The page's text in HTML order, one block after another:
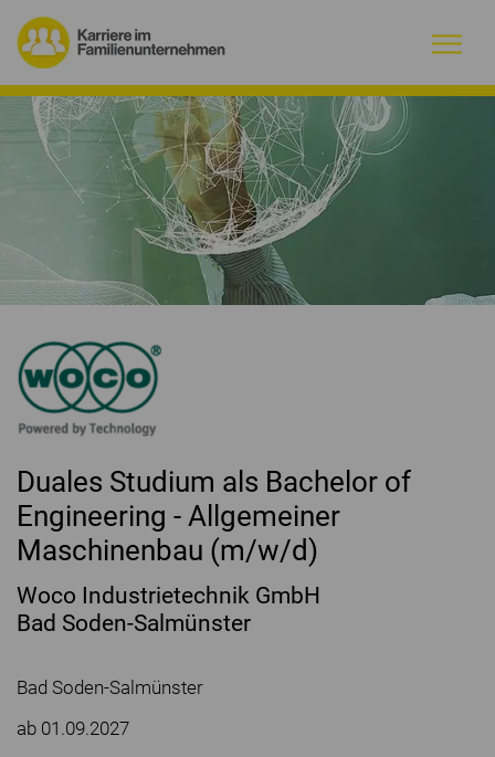
Warum Familienunternehmen?
Firmenprofile
Magazin
Initiative
Kontakt
Duales Studium als Bachelor of
Engineering - Allgemeiner
Maschinenbau (m/w/d)
Woco Industrietechnik GmbH
Bad Soden-Salmünster
Bad Soden-Salmünster
ab 01.09.2027